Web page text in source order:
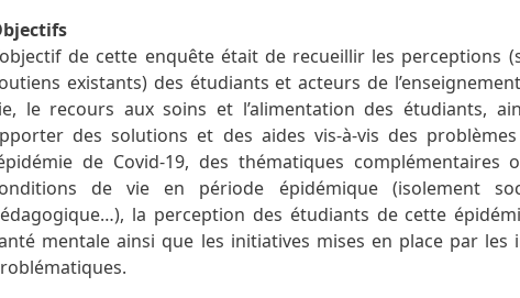
de cette enquête était de recueillir les perceptions
existants) des étudiants et acteurs de
le recours aux soins et l’alimentation des étudiants,
des solutions et des aides vis-à-vis des
de Covid-19, des thématiques
de vie en période épidémique (isolement
la perception des étudiants de cette
mentale ainsi que les initiatives mises en place par